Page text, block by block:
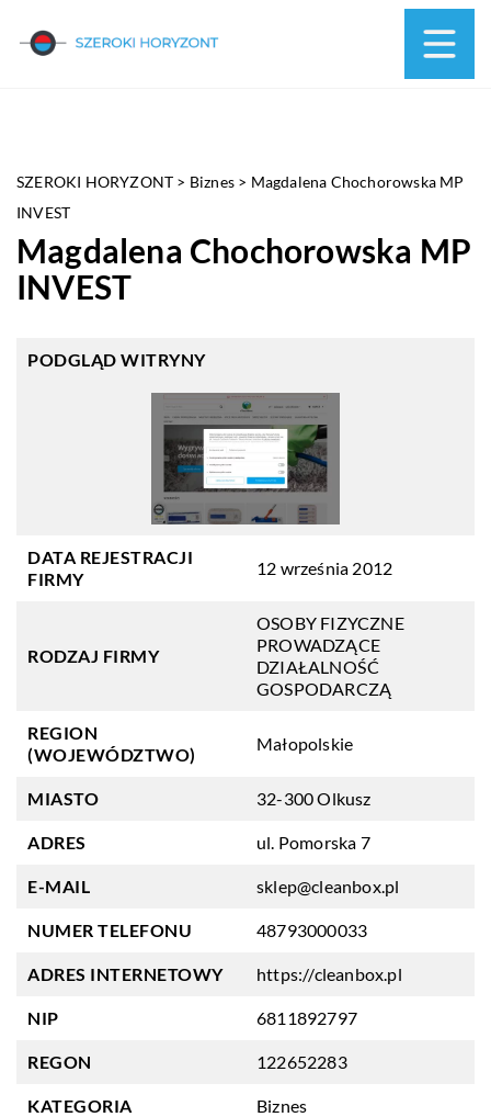
SZEROKI HORYZONT > Biznes > Magdalena Chochorowska MP
INVEST
Magdalena Chochorowska MP
INVEST
PODGLĄD WITRYNY
DATA REJESTRACJI
FIRMY
12 września 2012
RODZAJ FIRMY
OSOBY FIZYCZNE
PROWADZĄCE
DZIAŁALNOŚĆ
GOSPODARCZĄ
REGION
(WOJEWÓDZTWO)
Małopolskie
MIASTO 32-300 Olkusz
ADRES ul. Pomorska 7
E-MAIL sklep@cleanbox.pl
NUMER TELEFONU 48793000033
ADRES INTERNETOWY https://cleanbox.pl
NIP 6811892797
REGON 122652283
KATEGORIA Biznes